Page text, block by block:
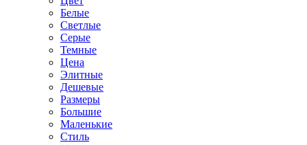
Белые
Светлые
Серые
Темные
Цена
Элитные
Дешевые
Размеры
Большие
Маленькие
Стиль